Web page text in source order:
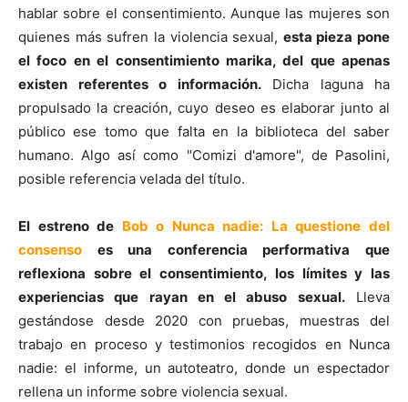
hablar sobre el consentimiento. Aunque las mujeres son
quienes más sufren la violencia sexual, esta pieza pone
el foco en el consentimiento marika, del que apenas
existen referentes o información.Dicha laguna ha
propulsado la creación, cuyo deseo es elaborar junto al
público ese tomo que falta en la biblioteca del saber
humano. Algo así como "Comizi d'amore", de Pasolini,
posible referencia velada del título.
El estreno de Bob o Nunca nadie: La questione del
consenso es una conferencia performativa que
reflexiona sobre el consentimiento, los límites y las
experiencias que rayan en el abuso sexual.Lleva
gestándose desde 2020 con pruebas, muestras del
trabajo en proceso y testimonios recogidos en Nunca
nadie: el informe, un autoteatro, donde un espectador
rellena un informe sobre violencia sexual.